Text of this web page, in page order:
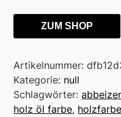
ZUM SHOP
Artikelnummer:
Kategorie: null
Schlagwörter:
holz öl farbe,